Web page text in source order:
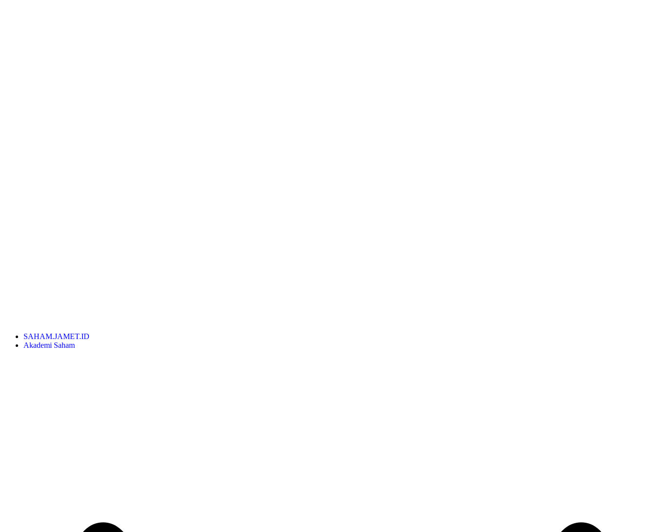
SAHAM.JAMET.ID
Akademi Saham